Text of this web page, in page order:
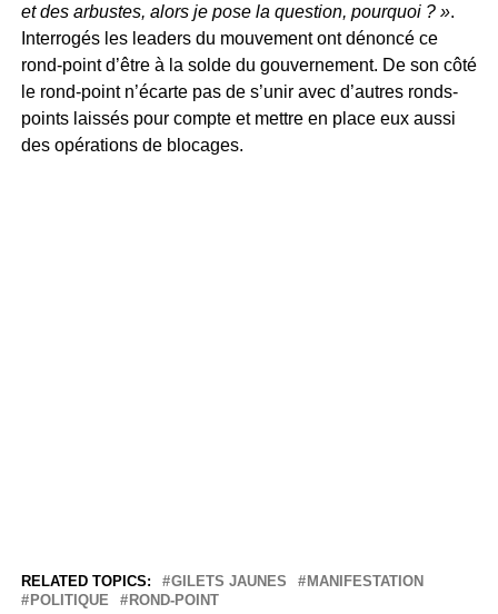
et des arbustes, alors je pose la question, pourquoi ? ».
Interrogés les leaders du mouvement ont dénoncé ce
rond-point d’être à la solde du gouvernement. De son côté
le rond-point n’écarte pas de s’unir avec d’autres ronds-
points laissés pour compte et mettre en place eux aussi
des opérations de blocages.
RELATED TOPICS: GILETS JAUNES
MANIFESTATION
POLITIQUE
ROND-POINT